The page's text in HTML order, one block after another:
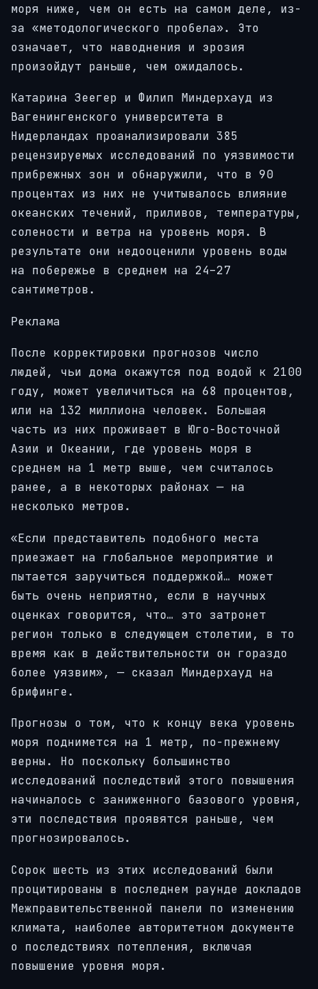
моря ниже, чем он есть на самом деле, из-
за «методологического пробела». Это
означает, что наводнения и эрозия
произойдут раньше, чем ожидалось.
Катарина Зеегер и Филип Миндерхауд из
Вагенингенского университета в
Нидерландах проанализировали 385
рецензируемых исследований по уязвимости
прибрежных зон и обнаружили, что в 90
процентах из них не учитывалось влияние
океанских течений, приливов, температуры,
солености и ветра на уровень моря. В
результате они недооценили уровень воды
на побережье в среднем на 24–27
сантиметров.
Реклама
После корректировки прогнозов число
людей, чьи дома окажутся под водой к 2100
году, может увеличиться на 68 процентов,
или на 132 миллиона человек. Большая
часть из них проживает в Юго-Восточной
Азии и Океании, где уровень моря в
среднем на 1 метр выше, чем считалось
ранее, а в некоторых районах — на
несколько метров.
«Если представитель подобного места
приезжает на глобальное мероприятие и
пытается заручиться поддержкой… может
быть очень неприятно, если в научных
оценках говорится, что… это затронет
регион только в следующем столетии, в то
время как в действительности он гораздо
более уязвим», — сказал Миндерхауд на
брифинге.
Прогнозы о том, что к концу века уровень
моря поднимется на 1 метр, по-прежнему
верны. Но поскольку большинство
исследований последствий этого повышения
начиналось с заниженного базового уровня,
эти последствия проявятся раньше, чем
прогнозировалось.
Сорок шесть из этих исследований были
процитированы в последнем раунде докладов
Межправительственной панели по изменению
климата, наиболее авторитетном документе
о последствиях потепления, включая
повышение уровня моря.